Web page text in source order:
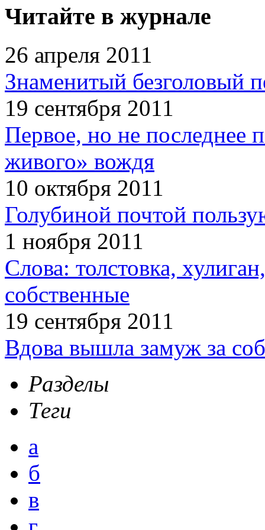
Читайте в журнале
26 апреля 2011
Знаменитый безголовый
19 сентября 2011
Первое, но не последнее
живого» вождя
10 октября 2011
Голубиной почтой
1 ноября 2011
Слова: толстовка,
собственные
19 сентября 2011
Вдова вышла замуж за
Разделы
Теги
а
б
в